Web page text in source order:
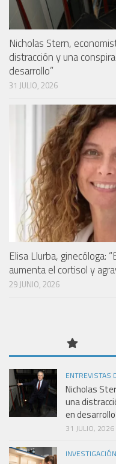
Nicholas Stern,
distracción y una
desarrollo”
31 JULIO, 2026
Elisa Llurba, ginecóloga:
aumenta el cortisol y
29 JUNIO, 2026
ENTREVISTAS
Nicholas
una
en
31 JULIO, 2026
INVESTIGACIÓN